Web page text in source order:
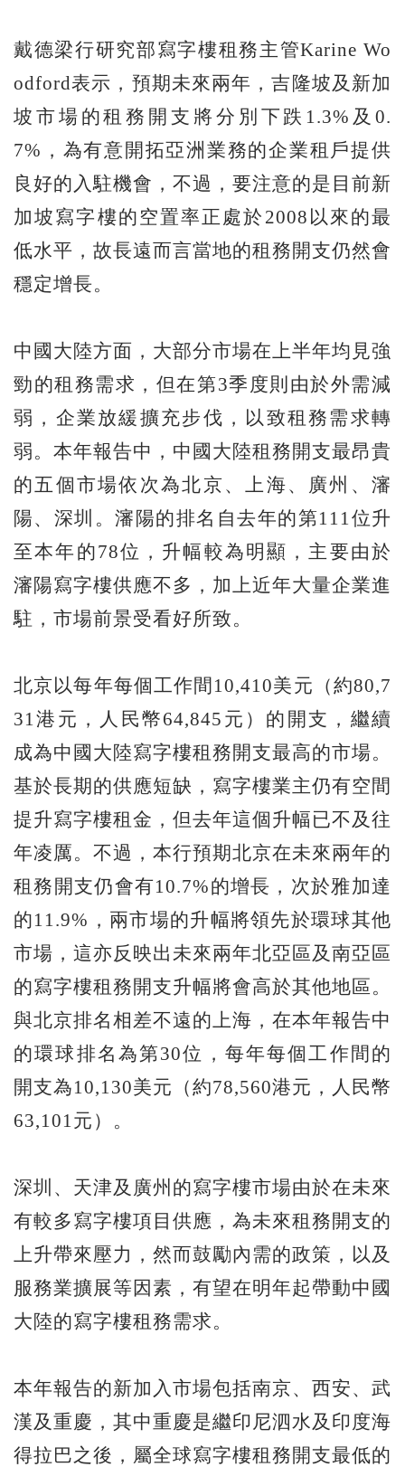
戴德梁行研究部寫字樓租務主管Karine Wo
odford表示，預期未來兩年，吉隆坡及新加
坡市場的租務開支將分別下跌1.3%及0.
7%，為有意開拓亞洲業務的企業租戶提供
良好的入駐機會，不過，要注意的是目前新
加坡寫字樓的空置率正處於2008以來的最
低水平，故長遠而言當地的租務開支仍然會
穩定增長。
中國大陸方面，大部分市場在上半年均見強
勁的租務需求，但在第3季度則由於外需減
弱，企業放緩擴充步伐，以致租務需求轉
弱。本年報告中，中國大陸租務開支最昂貴
的五個市場依次為北京、上海、廣州、瀋
陽、深圳。瀋陽的排名自去年的第111位升
至本年的78位，升幅較為明顯，主要由於
瀋陽寫字樓供應不多，加上近年大量企業進
駐，市場前景受看好所致。
北京以每年每個工作間10,410美元（約80,7
31港元，人民幣64,845元）的開支，繼續
成為中國大陸寫字樓租務開支最高的市場。
基於長期的供應短缺，寫字樓業主仍有空間
提升寫字樓租金，但去年這個升幅已不及往
年凌厲。不過，本行預期北京在未來兩年的
租務開支仍會有10.7%的增長，次於雅加達
的11.9%，兩市場的升幅將領先於環球其他
市場，這亦反映出未來兩年北亞區及南亞區
的寫字樓租務開支升幅將會高於其他地區。
與北京排名相差不遠的上海，在本年報告中
的環球排名為第30位，每年每個工作間的
開支為10,130美元（約78,560港元，人民幣
63,101元）。
深圳、天津及廣州的寫字樓市場由於在未來
有較多寫字樓項目供應，為未來租務開支的
上升帶來壓力，然而鼓勵內需的政策，以及
服務業擴展等因素，有望在明年起帶動中國
大陸的寫字樓租務需求。
本年報告的新加入市場包括南京、西安、武
漢及重慶，其中重慶是繼印尼泗水及印度海
得拉巴之後，屬全球寫字樓租務開支最低的